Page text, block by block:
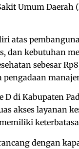
Umum Daerah
atas
dan kebutuhan
sebesar
pengadaan
D di Kabupaten
akses layanan
dengan